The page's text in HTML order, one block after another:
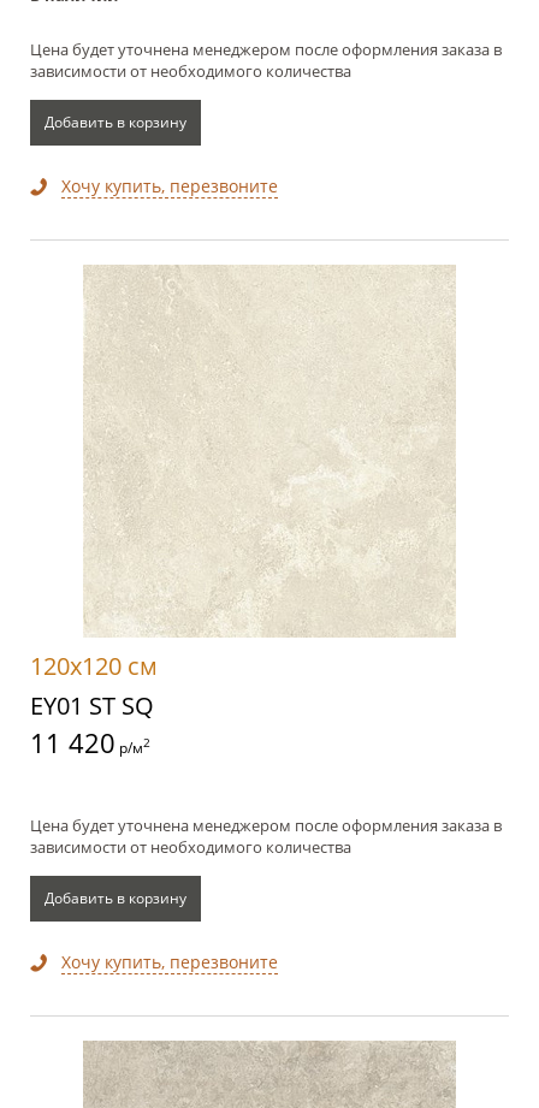
Цена будет уточнена менеджером после оформления заказа в
зависимости от необходимого количества
Добавить в корзину
Хочу купить, перезвоните
120x120 см
EY01 ST SQ
11 420 р/м2
Цена будет уточнена менеджером после оформления заказа в
зависимости от необходимого количества
Добавить в корзину
Хочу купить, перезвоните